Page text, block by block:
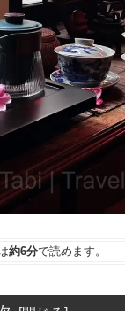
約6分で読めます。